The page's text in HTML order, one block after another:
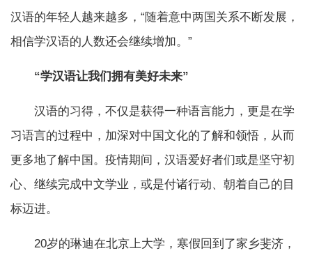
汉语的年轻人越来越多，“随着意中两国关系不断发展，
相信学汉语的人数还会继续增加。”
“学汉语让我们拥有美好未来”
汉语的习得，不仅是获得一种语言能力，更是在学
习语言的过程中，加深对中国文化的了解和领悟，从而
更多地了解中国。疫情期间，汉语爱好者们或是坚守初
心、继续完成中文学业，或是付诸行动、朝着自己的目
标迈进。
20岁的琳迪在北京上大学，寒假回到了家乡斐济，